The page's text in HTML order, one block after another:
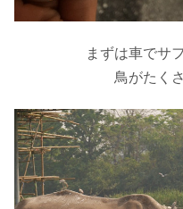
まずは車でサ
鳥がたく